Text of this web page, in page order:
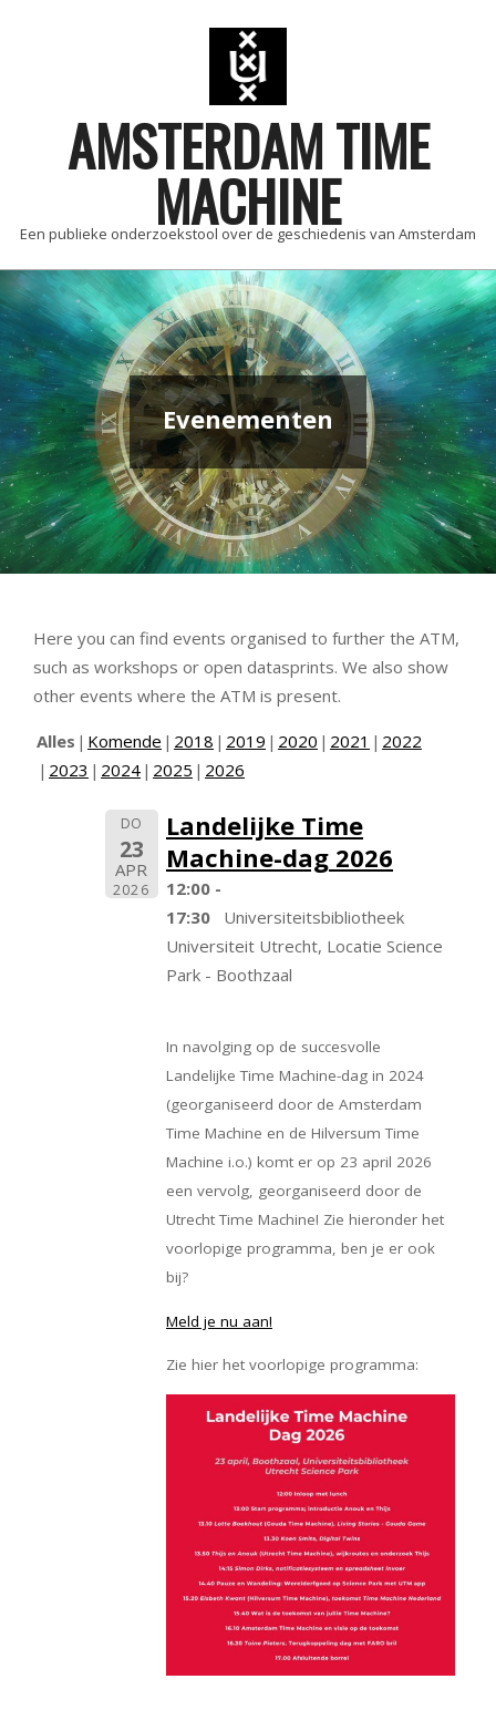
AMSTERDAM TIME
MACHINE
Een publieke onderzoekstool over de geschiedenis van Amsterdam
Primary
Navigation
Menu
Evenementen
Here you can find events organised to further the ATM,
such as workshops or open datasprints. We also show
other events where the ATM is present.
Alles Komende 2018 2019 2020 2021
2022
2023
2024 2025 2026
DO
23
APR
2026
Landelijke Time
Machine-dag 2026
12:00 -
17:30
Universiteitsbibliotheek
Universiteit Utrecht, Locatie Science
Park - Boothzaal
In navolging op de succesvolle
Landelijke Time Machine-dag in 2024
(georganiseerd door de Amsterdam
Time Machine en de Hilversum Time
Machine i.o.) komt er op 23 april 2026
een vervolg, georganiseerd door de
Utrecht Time Machine! Zie hieronder het
voorlopige programma, ben je er ook
bij?
Meld je nu aan!
Zie hier het voorlopige programma: